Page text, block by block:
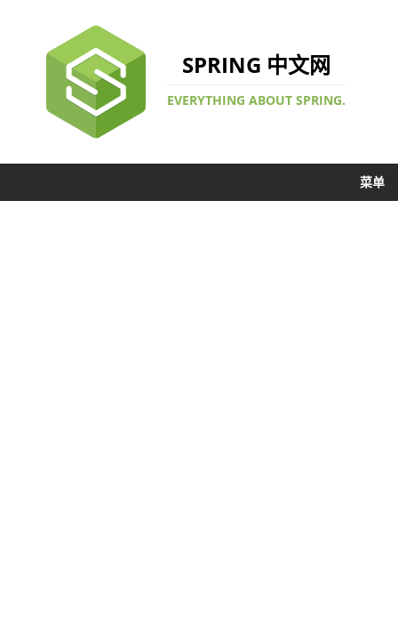
SPRING 中文网
EVERYTHING ABOUT SPRING.
菜单